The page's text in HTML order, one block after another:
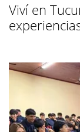
Viví en